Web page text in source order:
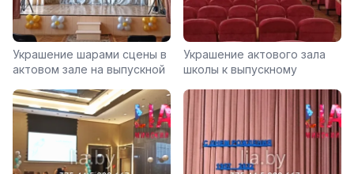
Украшение шарами сцены в
актовом зале на выпускной
Украшение актового зала
школы к выпускному